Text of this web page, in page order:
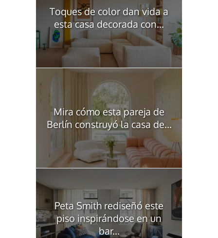
Toques de color dan vida a
esta casa decorada con...
Mira cómo esta pareja de
Berlín construyó la casa de...
Peta Smith rediseñó este
piso inspirándose en un
bar...